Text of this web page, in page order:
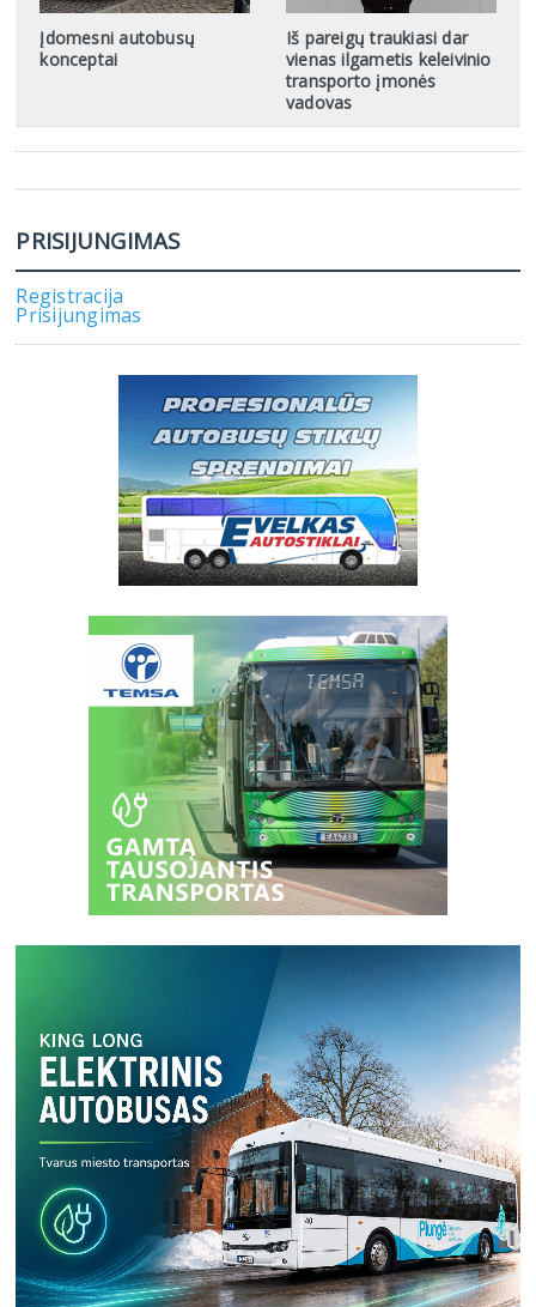
Įdomesni autobusų
konceptai
Iš pareigų traukiasi dar
vienas ilgametis keleivinio
transporto įmonės
vadovas
PRISIJUNGIMAS
Registracija
Prisijungimas